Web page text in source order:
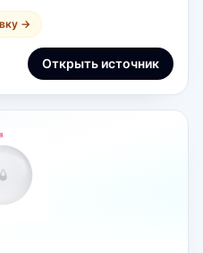
→
Открыть источник